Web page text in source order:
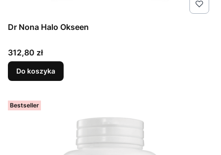
Dr Nona Halo Okseen
Cena
312,80 zł
Do koszyka
Bestseller